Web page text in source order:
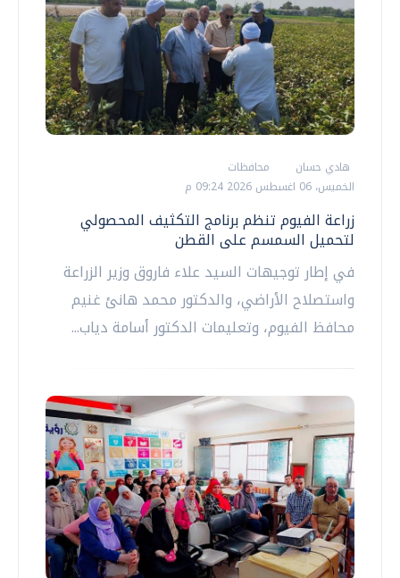
هادي حسان
محافظات
الخميس، 06 اغسطس 2026 09:24 م
زراعة الفيوم تنظم برنامج التكثيف المحصولي
لتحميل السمسم على القطن
في إطار توجيهات السيد علاء فاروق وزير الزراعة
واستصلاح الأراضي، والدكتور محمد هانئ غنيم
محافظ الفيوم، وتعليمات الدكتور أسامة دياب...